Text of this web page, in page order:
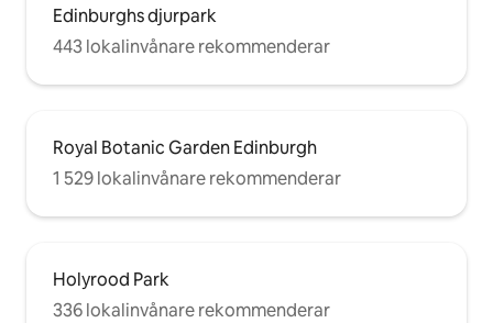
Edinburghs djurpark
443 lokalinvånare rekommenderar
Royal Botanic Garden Edinburgh
1 529 lokalinvånare rekommenderar
Holyrood Park
336 lokalinvånare rekommenderar